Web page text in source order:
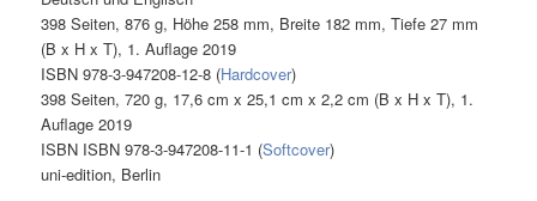
398 Seiten, 876 g, Höhe 258 mm, Breite 182 mm, Tiefe 27 mm
(B x H x T), 1. Auflage 2019
ISBN 978-3-947208-12-8 (Hardcover)
398 Seiten, 720 g, 17,6 cm x 25,1 cm x 2,2 cm (B x H x T), 1.
Auflage 2019
ISBN ISBN 978-3-947208-11-1 (Softcover)
uni-edition, Berlin